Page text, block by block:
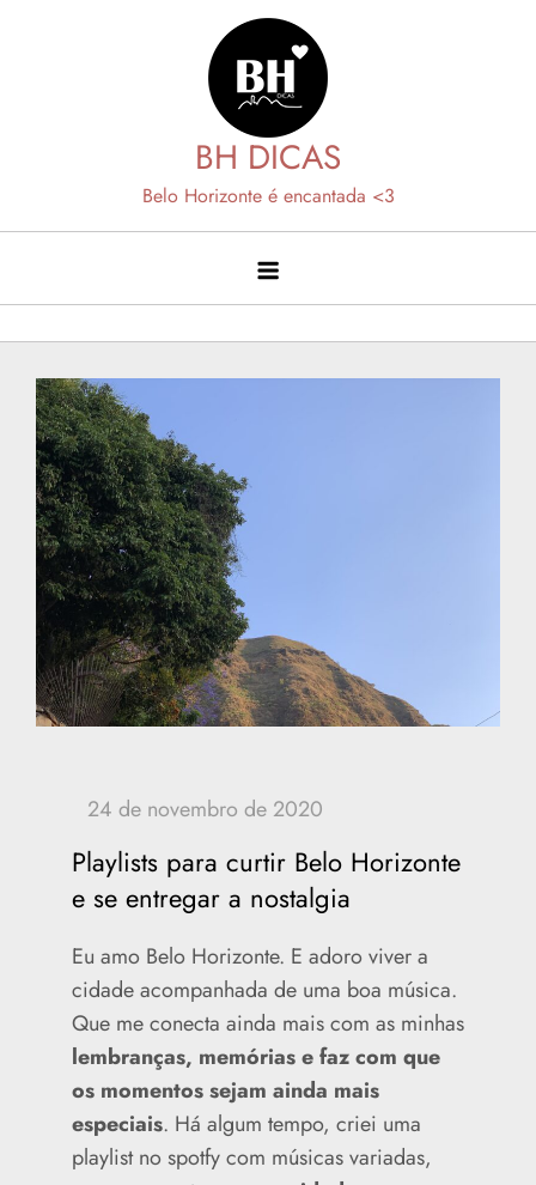
BH DICAS
Belo Horizonte é encantada <3
Playlists para curtir Belo Horizonte
e se entregar a nostalgia
Eu amo Belo Horizonte. E adoro viver a
cidade acompanhada de uma boa música.
Que me conecta ainda mais com as minhas
lembranças, memórias e faz com que
os momentos sejam ainda mais
especiais. Há algum tempo, criei uma
playlist no spotfy com músicas variadas,